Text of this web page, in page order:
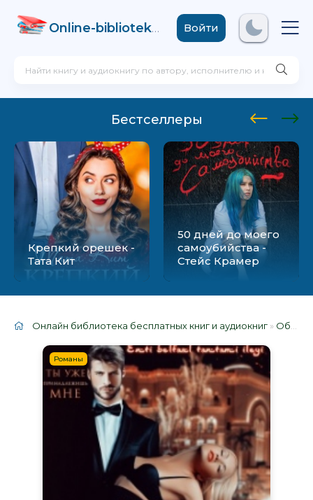
Online-biblioteka .comВойти
Бестселлеры
Крепкий орешек -
Тата Кит
50 дней до моего
самоубийства -
Стейс Крамер
Онлайн библиотека бесплатных книг и аудиокниг » Облако тегов
Романы